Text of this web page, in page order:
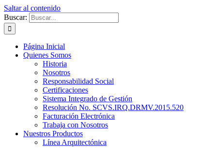
Saltar al contenido
Buscar:
Página Inicial
Quienes Somos
Historia
Nosotros
Responsabilidad Social
Certificaciones
Sistema Integrado de Gestión
Resolución No. SCVS.IRQ.DRMV.2015.520
Facturación Electrónica
Trabaja con Nosotros
Nuestros Productos
Línea Arquitectónica